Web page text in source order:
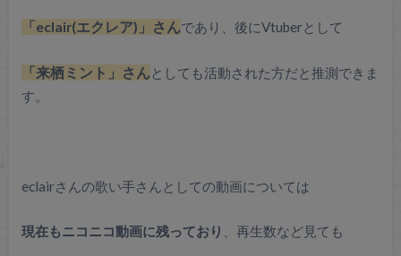
「eclair(エクレア)」さんであり、後にVtuberとして
「来栖ミント」さんとしても活動された方だと推測できま
す。
eclairさんの歌い手さんとしての動画については
現在もニコニコ動画に残っており 、再生数など見ても